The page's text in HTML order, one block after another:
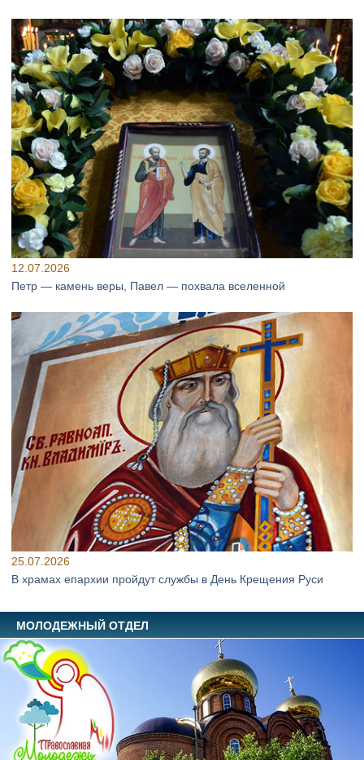
12.07.2026
Петр — камень веры, Павел — похвала вселенной
25.07.2026
В храмах епархии пройдут службы в День Крещения Руси
МОЛОДЕЖНЫЙ ОТДЕЛ